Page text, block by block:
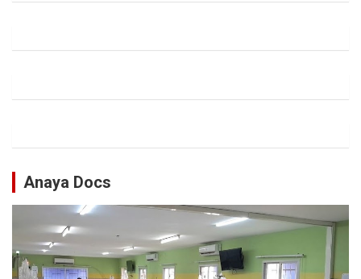
Anaya Docs